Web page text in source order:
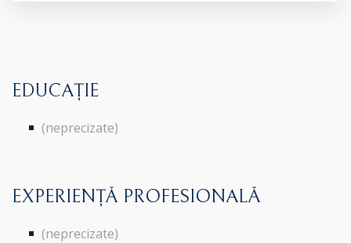
EDUCAȚIE
(neprecizate)
EXPERIENȚĂ PROFESIONALĂ
(neprecizate)